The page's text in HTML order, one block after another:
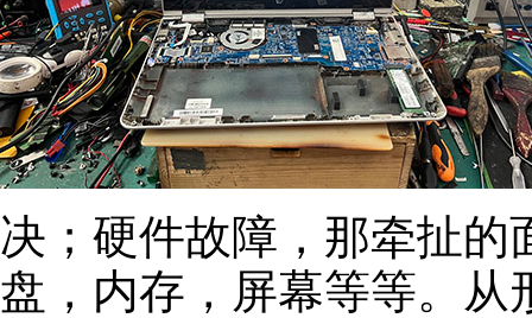
决；硬件故障，那牵扯的
盘，内存，屏幕等等。从